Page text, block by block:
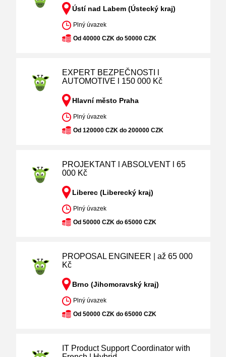
Ústí nad Labem (Ústecký kraj)
Plný úvazek
Od 40000 CZK do 50000 CZK
EXPERT BEZPEČNOSTI l
AUTOMOTIVE l 150 000 Kč
Hlavní město Praha
Plný úvazek
Od 120000 CZK do 200000 CZK
PROJEKTANT l ABSOLVENT l 65
000 Kč
Liberec (Liberecký kraj)
Plný úvazek
Od 50000 CZK do 65000 CZK
PROPOSAL ENGINEER | až 65 000
Kč
Brno (Jihomoravský kraj)
Plný úvazek
Od 50000 CZK do 65000 CZK
IT Product Support Coordinator with